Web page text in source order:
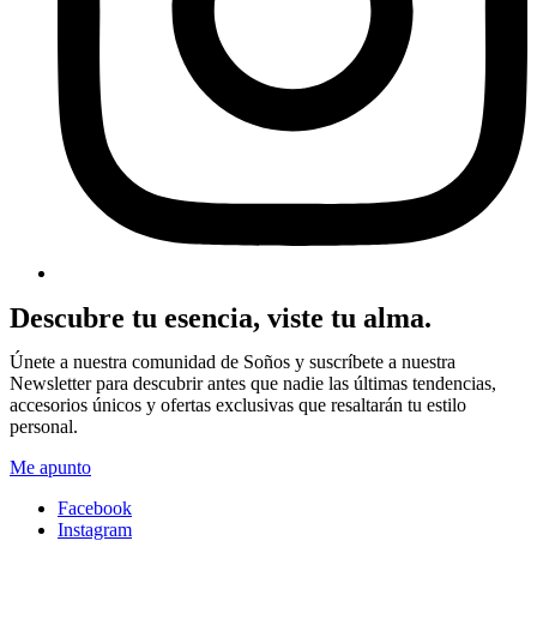
Descubre tu esencia, viste tu alma.
Únete a nuestra comunidad de Soños y suscríbete a nuestra
Newsletter para descubrir antes que nadie las últimas tendencias,
accesorios únicos y ofertas exclusivas que resaltarán tu estilo
personal.
Me apunto
Facebook
Instagram